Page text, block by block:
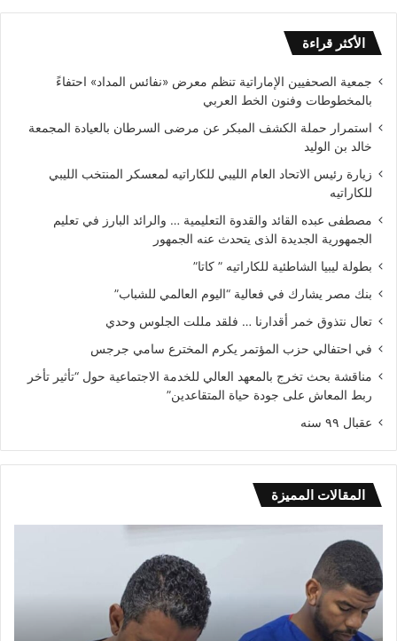
الأكثر قراءة
جمعية الصحفيين الإماراتية تنظم معرض «نفائس المداد» احتفاءً
بالمخطوطات وفنون الخط العربي
استمرار حملة الكشف المبكر عن مرضى السرطان بالعيادة المجمعة
خالد بن الوليد
زيارة رئيس الاتحاد العام الليبي للكاراتيه لمعسكر المنتخب الليبي
للكاراتيه
مصطفى عبده القائد والقدوة التعليمية … والرائد البارز في تعليم
الجمهورية الجديدة الذى يتحدث عنه الجمهور
بطولة ليبيا الشاطئية للكاراتيه ” كاتا”
بنك مصر يشارك في فعالية “اليوم العالمي للشباب”
تعال نتذوق خمر أقدارنا … فلقد مللت الجلوس وحدي
في احتفالي حزب المؤتمر يكرم المخترع سامي جرجس
مناقشة بحث تخرج بالمعهد العالي للخدمة الاجتماعية حول “تأثير تأخر
ربط المعاش على جودة حياة المتقاعدين”
عقبال ٩٩ سنه
المقالات المميزة
العصر
الرقمي.